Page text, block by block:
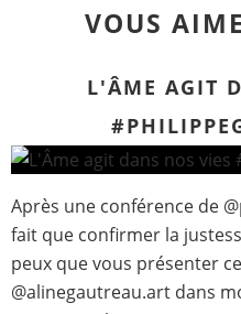
VOUS
L'ÂME AGIT
Après une conférence de
fait que confirmer la
peux que vous présenter
@alinegautreau.art dans